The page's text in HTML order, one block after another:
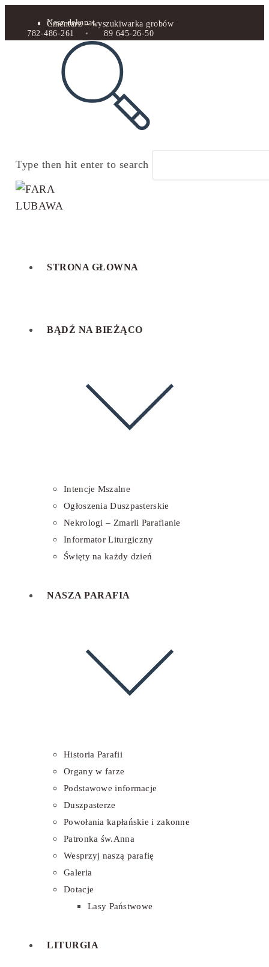
Nasz dekanat
Cmentarz – wyszukiwarka grobów
782-486-261
• 89 645-26-50
Type then hit enter to search
STRONA GŁOWNA
BĄDŹ NA BIEŻĄCO
Intencje Mszalne
Ogłoszenia Duszpasterskie
Nekrologi – Zmarli Parafianie
Informator Liturgiczny
Święty na każdy dzień
NASZA PARAFIA
Historia Parafii
Organy w farze
Podstawowe informacje
Duszpasterze
Powołania kapłańskie i zakonne
Patronka św.Anna
Wesprzyj naszą parafię
Galeria
Dotacje
Lasy Państwowe
LITURGIA